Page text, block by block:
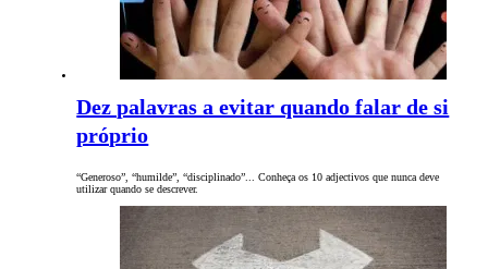
Dez palavras a evitar quando falar de si
próprio
“Generoso”, “humilde”, “disciplinado”... Conheça os 10 adjectivos que nunca deve
utilizar quando se descrever.